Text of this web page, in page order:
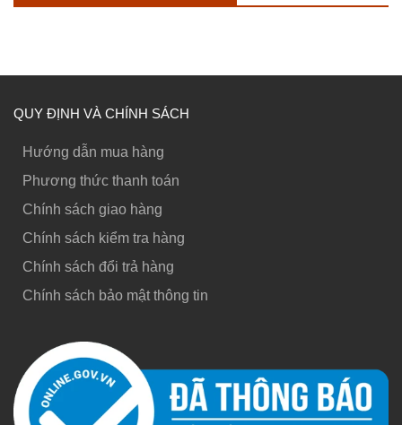
QUY ĐỊNH VÀ CHÍNH SÁCH
Hướng dẫn mua hàng
Phương thức thanh toán
Chính sách giao hàng
Chính sách kiểm tra hàng
Chính sách đổi trả hàng
Chính sách bảo mật thông tin